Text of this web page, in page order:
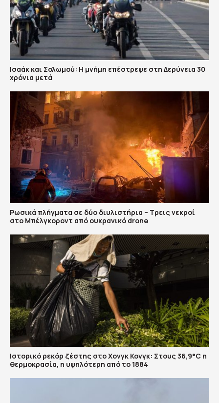
Ισαάκ και Σολωμού: Η μνήμη επέστρεψε στη Δερύνεια 30
χρόνια μετά
Ρωσικά πλήγματα σε δύο διυλιστήρια – Τρεις νεκροί
στο Μπέλγκοροντ από ουκρανικό drone
Ιστορικό ρεκόρ ζέστης στο Χονγκ Κονγκ: Στους 36,9°C η
θερμοκρασία, η υψηλότερη από το 1884